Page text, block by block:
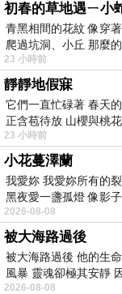
初春的草地遇ㄧ小
青黑相間的花紋 像穿
爬過坑洞、小丘 那麼
23 小時前
靜靜地假寐
它們一直忙碌著 春天
正含苞待放 山櫻與桃
23 小時前
小花蔓澤蘭
我愛妳 我愛妳所有的
黑夜愛一盞孤燈 像影
2026-08-08
被大海路過後
被大海路過後 他的生
風暴 靈魂卻極其安靜
2026-08-08